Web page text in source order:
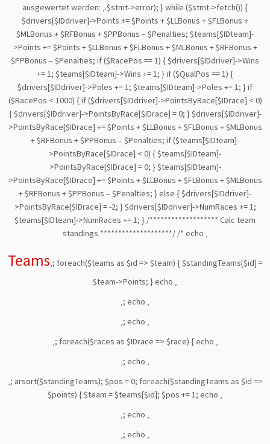
ausgewertet werden: ‚.$stmt->error); } while ($stmt->fetch()) {
$drivers[$IDdriver]->Points += $Points + $LLBonus + $FLBonus +
$MLBonus + $RFBonus + $PPBonus – $Penalties; $teams[$IDteam]-
>Points += $Points + $LLBonus + $FLBonus + $MLBonus + $RFBonus +
$PPBonus – $Penalties; if ($RacePos == 1) { $drivers[$IDdriver]->Wins
+= 1; $teams[$IDteam]->Wins += 1; } if ($QualPos == 1) {
$drivers[$IDdriver]->Poles += 1; $teams[$IDteam]->Poles += 1; } if
($RacePos < 1000) { if ($drivers[$IDdriver]->PointsByRace[$IDrace] < 0)
{ $drivers[$IDdriver]->PointsByRace[$IDrace] = 0; } $drivers[$IDdriver]-
>PointsByRace[$IDrace] += $Points + $LLBonus + $FLBonus + $MLBonus
+ $RFBonus + $PPBonus – $Penalties; if ($teams[$IDteam]-
>PointsByRace[$IDrace] < 0) { $teams[$IDteam]-
>PointsByRace[$IDrace] = 0; } $teams[$IDteam]-
>PointsByRace[$IDrace] += $Points + $LLBonus + $FLBonus + $MLBonus
+ $RFBonus + $PPBonus – $Penalties; } else { $drivers[$IDdriver]-
>PointsByRace[$IDrace] = -2; } $drivers[$IDdriver]->NumRaces += 1;
$teams[$IDteam]->NumRaces += 1; } /******************* Calc team
standings ********************/ /* echo ‚
Teams‚; foreach($teams as $id => $team) { $standingTeams[$id] =
$team->Points; } echo ‚
‚; echo ‚
‚; echo ‚
‚; foreach($races as $IDrace => $race) { echo ‚
‚; echo ‚
‚; arsort($standingTeams); $pos = 0; foreach($standingTeams as $id =>
$points) { $team = $teams[$id]; $pos += 1; echo ‚
‚; echo ‚
‚; echo ‚